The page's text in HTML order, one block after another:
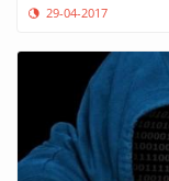
29-04-2017